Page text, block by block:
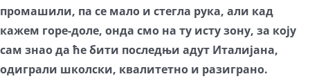
промашили, па се мало и стегла рука, али кад
кажем горе-доле, онда смо на ту исту зону, за коју
сам знао да ће бити последњи адут Италијана,
одиграли школски, квалитетно и разиграно.